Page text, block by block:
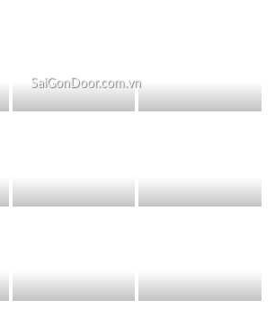
SaiGonDoor.com.vn